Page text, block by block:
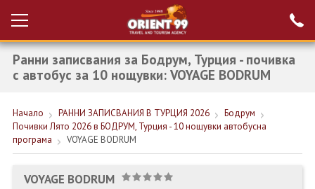
Вход за агенти
Проверка на
резервация
НОВА ГОДИНА ТУРЦИЯ
НОВА ГОДИНА
Ранни записвания за Бодрум, Турция - почивка
с автобус за 10 нощувки: VOYAGE BODRUM
Начало РАННИ ЗАПИСВАНИЯ В ТУРЦИЯ 2026
Бодрум
Почивки Лято 2026 в БОДРУМ, Турция - 10 нощувки автобусна
програма
VOYAGE BODRUM
VOYAGE BODRUM